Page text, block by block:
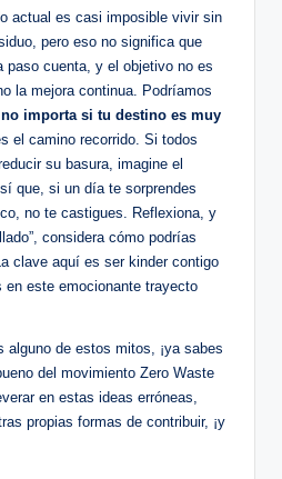
actual es casi imposible vivir sin
pero eso no significa que
paso cuenta, y el objetivo no es
la mejora continua. Podríamos
no importa si tu destino es muy
el camino recorrido. Si todos
su basura, imagine el
que, si un día te sorprendes
no te castigues. Reflexiona, y
considera cómo podrías
clave aquí es ser kinder contigo
este emocionante trayecto
alguno de estos mitos, ¡ya sabes
del movimiento Zero Waste
en estas ideas erróneas,
propias formas de contribuir, ¡y